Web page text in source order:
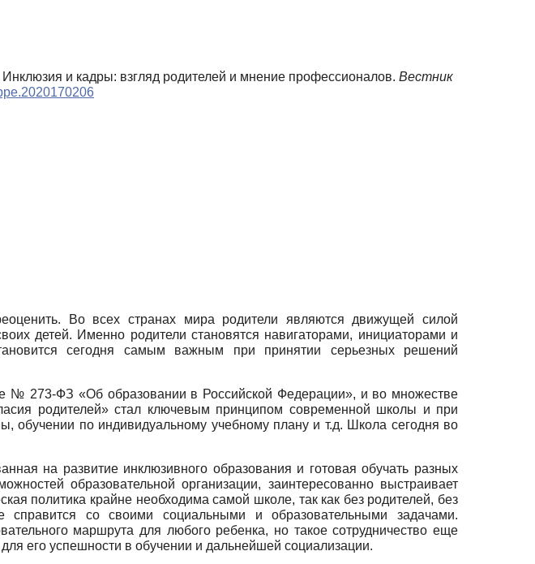
и кадры: взгляд родителей и мнение профессионалов. Вестник
Во всех странах мира родители являются движущей силой
детей. Именно родители становятся навигаторами, инициаторами и
сегодня самым важным при принятии серьезных решений
№ 273-ФЗ «Об образовании в Российской Федерации», и во множестве
родителей» стал ключевым принципом современной школы и при
обучении по индивидуальному учебному плану и т.д. Школа сегодня во
на развитие инклю­зивного образования и готовая обучать разных
образовательной организации, заинтересованно выстраивает
политика крайне необходима самой школе, так как без родителей, без
справится со своими социальными и образовательными задачами.
маршрута для любого ребенка, но такое сотрудничество еще
его успешности в обучении и дальнейшей социализации.